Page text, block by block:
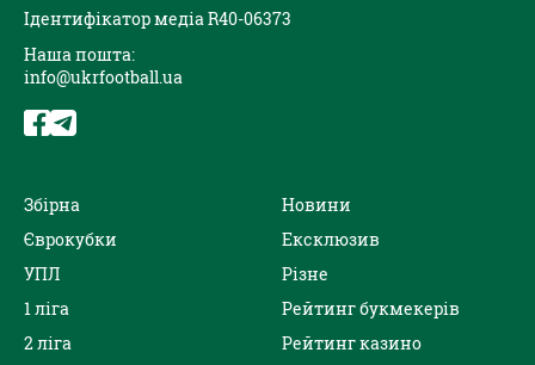
Ідентифікатор медіа R40-06373
Наша пошта:
info@ukrfootball.ua
Збірна
Єврокубки
УПЛ
1 ліга
2 ліга
Новини
Ексклюзив
Різне
Рейтинг букмекерів
Рейтинг казино